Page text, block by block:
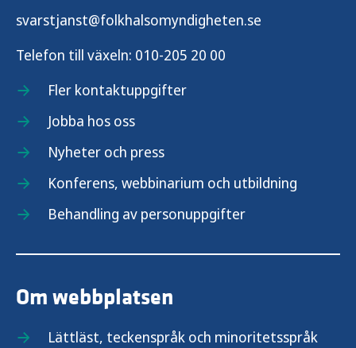
svarstjanst@folkhalsomyndigheten.se
Telefon till växeln: 010-205 20 00
Fler kontaktuppgifter
Jobba hos oss
Nyheter och press
Konferens, webbinarium och utbildning
Behandling av personuppgifter
Om webbplatsen
Lättläst, teckenspråk och minoritetsspråk